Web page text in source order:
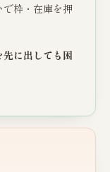
で枠・在庫を押
先に出しても困